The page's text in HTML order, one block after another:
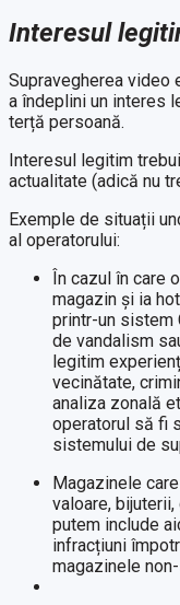
Interesul
Supravegherea video
a îndeplini un interes
terță persoană.
Interesul legitim
actualitate (adică nu
Exemple de situații
al operatorului:
În cazul în care
magazin și ia
printr-un sistem
de vandalism
legitim
vecinătate,
analiza zonală
operatorul să fi
sistemului de
Magazinele
valoare,
putem include
infracțiuni
magazinele